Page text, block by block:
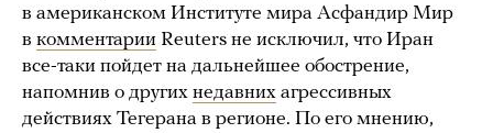
в американском Институте мира Асфандир Мир
в комментарии Reuters не исключил, что Иран
все-таки пойдет на дальнейшее обострение,
напомнив о других недавних агрессивных
действиях Тегерана в регионе. По его мнению,